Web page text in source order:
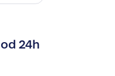
od 24h